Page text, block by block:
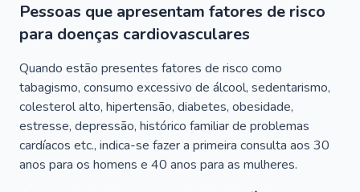
Pessoas que apresentam fatores de risco
para doenças cardiovasculares
Quando estão presentes fatores de risco como
tabagismo, consumo excessivo de álcool, sedentarismo,
colesterol alto, hipertensão, diabetes, obesidade,
estresse, depressão, histórico familiar de problemas
cardíacos etc., indica-se fazer a primeira consulta aos 30
anos para os homens e 40 anos para as mulheres.